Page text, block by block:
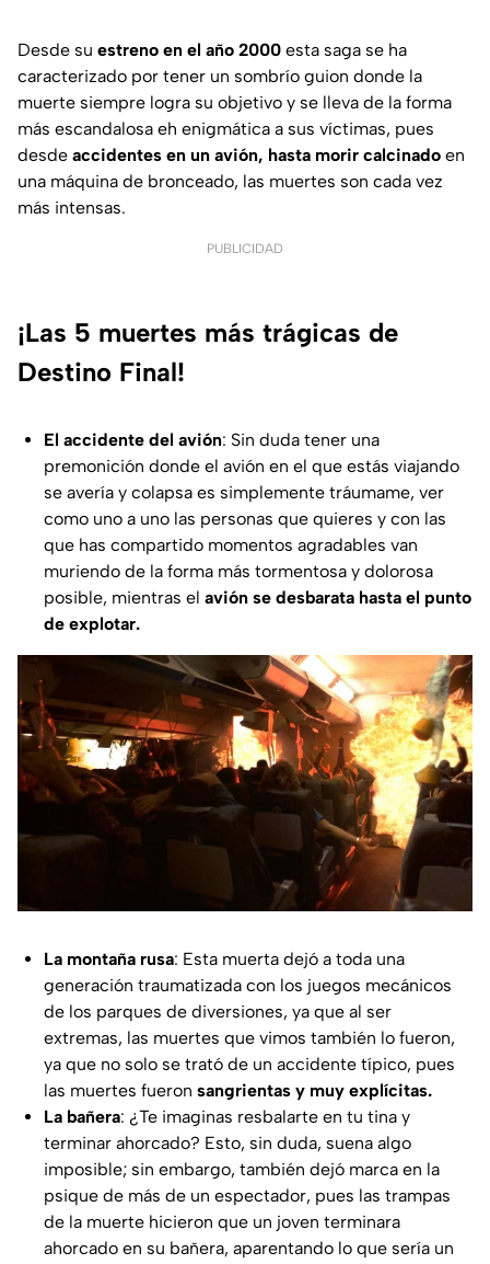
Desde su estreno en el año 2000 esta saga se ha
caracterizado por tener un sombrío guion donde la
muerte siempre logra su objetivo y se lleva de la forma
más escandalosa eh enigmática a sus víctimas, pues
desde accidentes en un avión, hasta morir calcinado en
una máquina de bronceado, las muertes son cada vez
más intensas.
PUBLICIDAD
¡Las 5 muertes más trágicas de
Destino Final!
El accidente del avión: Sin duda tener una
premonición donde el avión en el que estás viajando
se avería y colapsa es simplemente tráumame, ver
como uno a uno las personas que quieres y con las
que has compartido momentos agradables van
muriendo de la forma más tormentosa y dolorosa
posible, mientras el avión se desbarata hasta el punto
de explotar.
La montaña rusa: Esta muerta dejó a toda una
generación traumatizada con los juegos mecánicos
de los parques de diversiones, ya que al ser
extremas, las muertes que vimos también lo fueron,
ya que no solo se trató de un accidente típico, pues
las muertes fueron sangrientas y muy explícitas.
La bañera: ¿Te imaginas resbalarte en tu tina y
terminar ahorcado? Esto, sin duda, suena algo
imposible; sin embargo, también dejó marca en la
psique de más de un espectador, pues las trampas
de la muerte hicieron que un joven terminara
ahorcado en su bañera, aparentando lo que sería un